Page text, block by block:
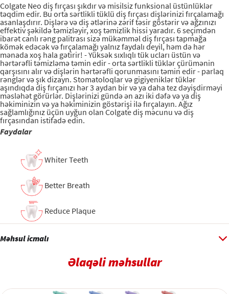
Colgate Neo diş fırçası şıkdır və misilsiz funksional üstünlüklər
təqdim edir. Bu orta sərtlikli tüklü diş fırçası dişlərinizi fırçalamağı
asanlaşdırır. Dişlərə və diş ətlərinə zərif təsir göstərir və ağzınızı
effektiv şəkildə təmizləyir, xoş təmizlik hissi yaradır. 6 seçimdən
ibarət canlı rəng palitrası sizə mükəmməl diş fırçası tapmağa
kömək edəcək və fırçalamağı yalnız faydalı deyil, həm də hər
mənada xoş hala gətirir! - Yüksək sıxlıqlı tük ucları üstün və
hərtərəfli təmizləmə təmin edir - orta sərtlikli tüklər çürümənin
qarşısını alır və dişlərin hərtərəfli qorunmasını təmin edir - parlaq
rənglər və şık dizayn. Stomatoloqlar və gigiyeniklər tüklər
aşındıqda diş fırçanızı hər 3 aydan bir və ya daha tez dəyişdirməyi
məsləhət görürlər. Dişlərinizi gündə ən azı iki dəfə və ya diş
həkiminizin və ya həkiminizin göstərişi ilə fırçalayın. Ağız
sağlamlığınız üçün uyğun olan Colgate diş məcunu və diş
fırçasından istifadə edin.
Faydalar
Whiter Teeth
Better Breath
Reduce Plaque
Məhsul icmalı
Əlaqəli məhsullar